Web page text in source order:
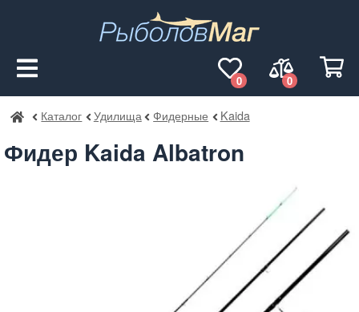
0
0
РыболовМаг
Каталог Удилища Фидерные Kaida
Фидер Kaida Albatron